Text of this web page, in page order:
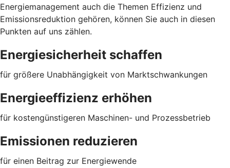
Energiemanagement auch die Themen Effizienz und
Emissionsreduktion gehören, können Sie auch in diesen
Punkten auf uns zählen.
Energiesicherheit schaffen
für größere Unabhängigkeit von Marktschwankungen
Energieeffizienz erhöhen
für kostengünstigeren Maschinen- und Prozessbetrieb
Emissionen reduzieren
für einen Beitrag zur Energiewende